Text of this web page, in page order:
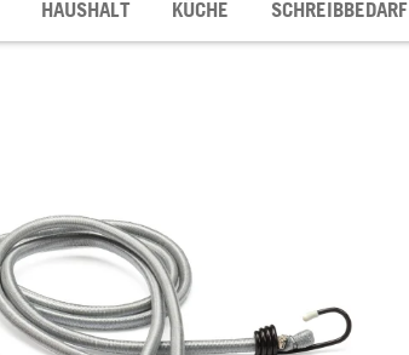
HAUSHALT KÜCHE SCHREIBBEDARF